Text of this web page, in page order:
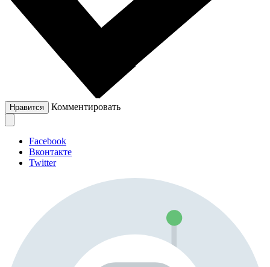
Нравится Комментировать
Facebook
Вконтакте
Twitter